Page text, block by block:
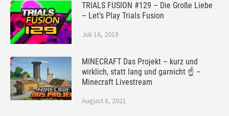
TRIALS FUSION #129 – Die Große Liebe
– Let’s Play Trials Fusion
Juli 16, 2018
MINECRAFT Das Projekt – kurz und
wirklich, statt lang und garnicht ☝ –
Minecraft Livestream
August 8, 2021